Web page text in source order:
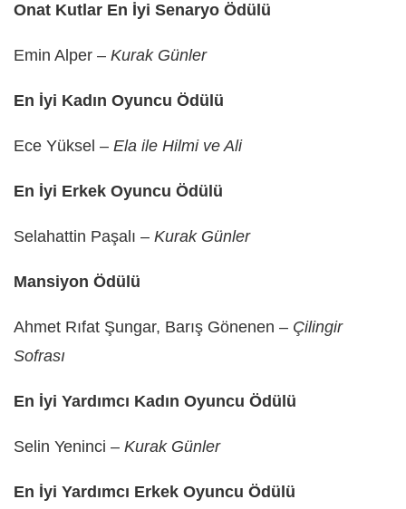
Onat Kutlar En İyi Senaryo Ödülü
Emin Alper – Kurak Günler
En İyi Kadın Oyuncu Ödülü
Ece Yüksel – Ela ile Hilmi ve Ali
En İyi Erkek Oyuncu Ödülü
Selahattin Paşalı – Kurak Günler
Mansiyon Ödülü
Ahmet Rıfat Şungar, Barış Gönenen – Çilingir
Sofrası
En İyi Yardımcı Kadın Oyuncu Ödülü
Selin Yeninci – Kurak Günler
En İyi Yardımcı Erkek Oyuncu Ödülü